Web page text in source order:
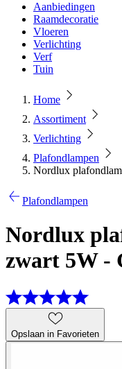
Aanbiedingen
Raamdecoratie
Vloeren
Verlichting
Verf
Tuin
Home
Assortiment
Verlichting
Plafondlampen
Nordlux
Plafondlampen
Nordlux
zwart 5W -
Opslaan in Favorieten